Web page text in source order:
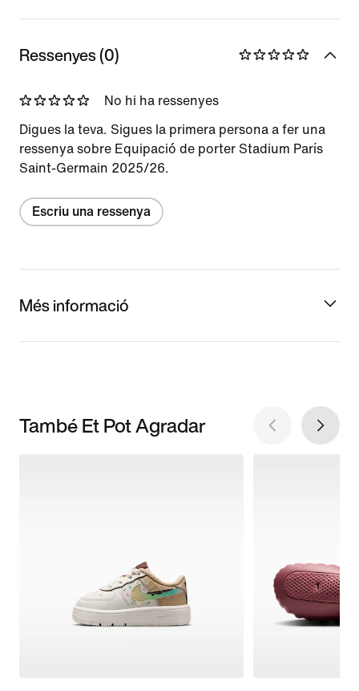
Ressenyes (0)
No hi ha ressenyes
Digues la teva. Sigues la primera persona a fer una
ressenya sobre Equipació de porter Stadium París
Saint-Germain 2025/26.
Escriu una ressenya
Més informació
També Et Pot Agradar